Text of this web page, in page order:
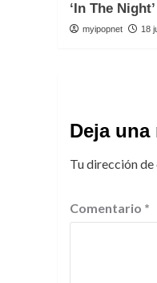
‘In The Night’
myipopnet 18
Deja una
Tu dirección
Comentario *